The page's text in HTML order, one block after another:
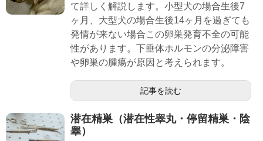
て詳しく解説します。小型犬の場合生後7
ヶ月、大型犬の場合生後14ヶ月を過ぎても
発情が来ない場合この卵巣発育不全の可能
性があります。下垂体ホルモンの分泌障害
や卵巣の腫瘍が原因と考えられます。
記事を読む
潜在精巣（潜在性睾丸・停留精巣・陰
睾）